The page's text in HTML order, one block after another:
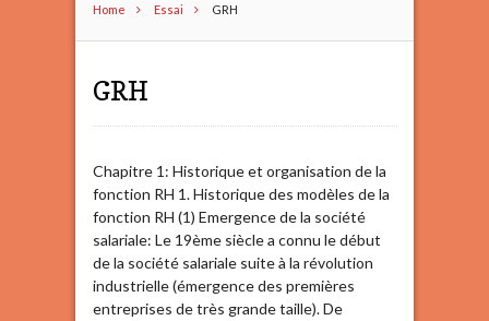
Home Essai GRH
GRH
Chapitre 1: Historique et organisation de la
fonction RH 1. Historique des modèles de la
fonction RH (1) Emergence de la société
salariale: Le 19ème siècle a connu le début
de la société salariale suite à la révolution
industrielle (émergence des premières
entreprises de très grande taille). De